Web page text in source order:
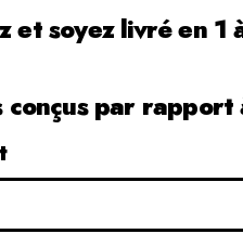
et soyez livré en 1
conçus par rapport